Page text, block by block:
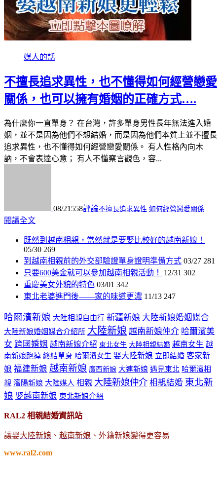
媒人的話
不擅長追求異性，也不懂得如何經營戀愛
關係，也可以擁有婚姻的正確方式….
為什麼你一直單身？ 在台灣，許多單身男性長年無法進入婚
姻，並不是因為他們不想結婚，而是因為他們本質上並不擅長
追求異性，也不懂得如何經營戀愛關係。 有人性格內向木
訥，不會表達心意； 有人不懂察言觀色，容...
08/21 558評論不擅長追求異性 如何經營戀愛關係
閱讀全文
既然到越南相親，當然就是要娶比較好的越南新娘！
05/30 269
到越南相親前的外交部驗證單身證明準備方式 03/27 281
只要600美金就可以參加越南相親活動！
12/31 302
重慶美女外貌的特色 03/01 342
東北老婆進門後——家的味道更濃 11/13 247
哈爾濱新娘 大陸相親自由行 新疆新娘 大陸新娘婚姻媒合
大陸新娘婚姻媒合介紹所 大陸新娘 越南新娘仲介 哈爾濱美
女 跨國婚姻 越南新娘介紹 東北女生 大陸相親結婚 越南女生 越
南新娘跑掉 終結單身 哈爾濱女生 娶大陸新娘 立即結婚 客家新
娘 福建新娘 越南新娘 廣西新娘 大連新娘 遇見東北 哈爾濱相
親 瀋陽新娘 大陸媒人 相親 大陸新娘仲介 相親結婚 東北新
娘 娶越南新娘 東北新娘介紹
RAL2 相親結婚資訊站
讓娶大陸新娘 、 越南新娘 、外籍新娘變得更容易
www.ral2.com